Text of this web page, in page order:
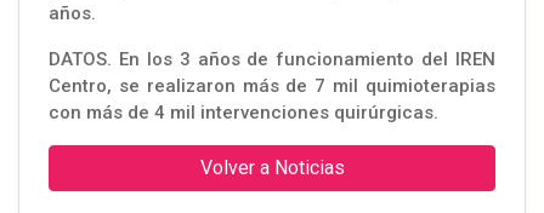
años.
DATOS. En los 3 años de funcionamiento del IREN
Centro, se realizaron más de 7 mil quimioterapias
con más de 4 mil intervenciones quirúrgicas.
Volver a Noticias